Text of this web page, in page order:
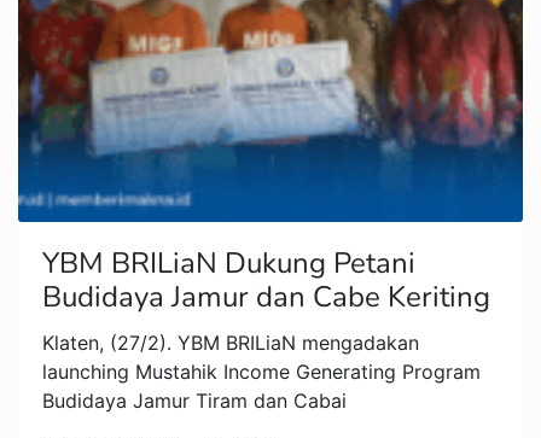
YBM BRILiaN Dukung Petani
Budidaya Jamur dan Cabe Keriting
Klaten, (27/2). YBM BRILiaN mengadakan
launching Mustahik Income Generating Program
Budidaya Jamur Tiram dan Cabai